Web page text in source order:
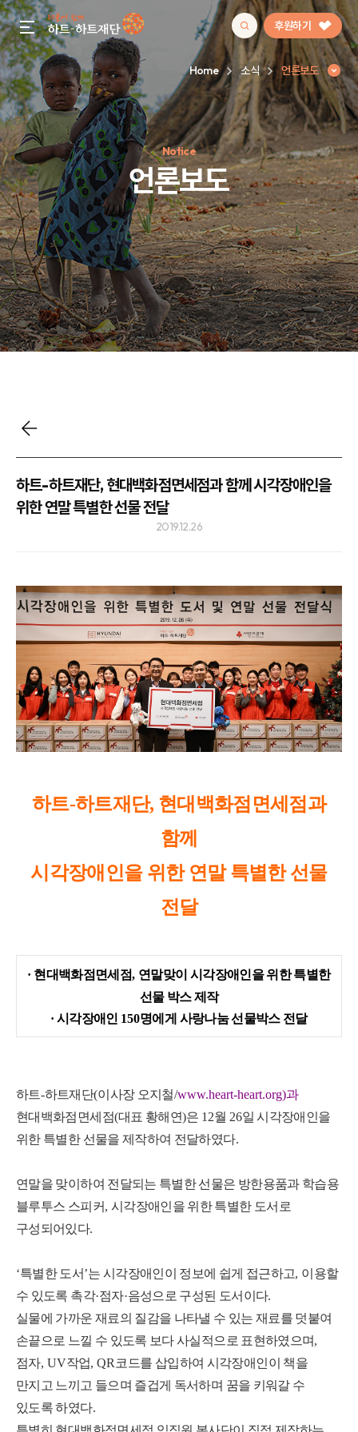
gnb menu open 후원하기
인기 키워드
#정기후원#하트플레이스#캠페인#팬덤후원
Home 소식 언론보도
Notice
언론보도
언론보도
하트-하트재단, 현대백화점면세점과 함께 시각장애인을
위한 연말 특별한 선물 전달
2019.12.26
하트-하트재단, 현대백화점면세점과
함께
시각장애인을 위한 연말 특별한 선물
전달
· 현대백화점면세점, 연말맞이 시각장애인을 위한 특별한
선물 박스 제작
· 시각장애인 150명에게 사랑나눔 선물박스 전달
하트-하트재단(이사장 오지철/www.heart-heart.org)과
현대백화점면세점(대표 황해연)은 12월 26일 시각장애인을
위한 특별한선물을 제작하여 전달하였다.
연말을 맞이하여 전달되는 특별한 선물은 방한용품과 학습용
블루투스 스피커, 시각장애인을 위한 특별한 도서로
구성되어있다.
‘특별한 도서’는 시각장애인이 정보에 쉽게 접근하고, 이용할
수 있도록 촉각·점자·음성으로 구성된 도서이다.
실물에 가까운 재료의 질감을 나타낼 수 있는 재료를 덧붙여
손끝으로 느낄 수 있도록 보다 사실적으로 표현하였으며,
점자, UV작업, QR 코드를 삽입하여 시각장애인이 책을
만지고 느끼고 들으며 즐겁게 독서하며 꿈을 키워갈 수
있도록 하였다.